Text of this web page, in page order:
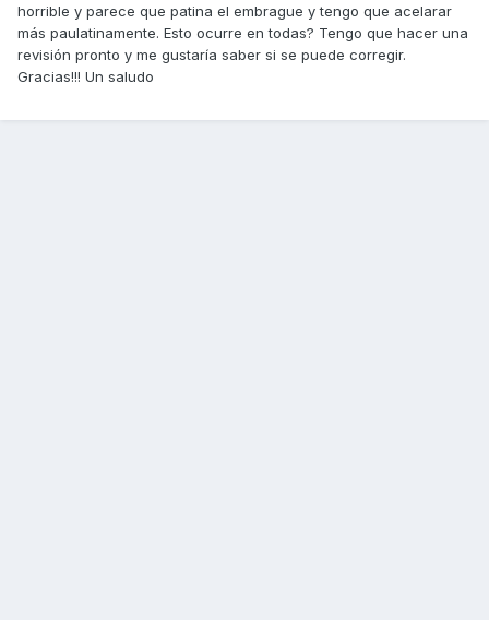
horrible y parece que patina el embrague y tengo que acelarar
más paulatinamente. Esto ocurre en todas? Tengo que hacer una
revisión pronto y me gustaría saber si se puede corregir.
Gracias!!! Un saludo